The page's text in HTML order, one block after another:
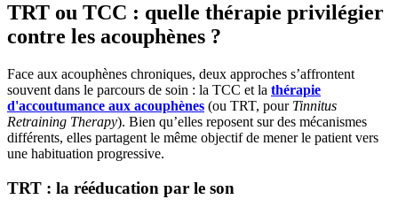
TRT ou TCC : quelle thérapie privilégier
contre les acouphènes ?
Face aux acouphènes chroniques, deux approches s’affrontent
souvent dans le parcours de soin : la TCC et la thérapie
d'accoutumance aux acouphènes (ou TRT, pour Tinnitus
Retraining Therapy). Bien qu’elles reposent sur des mécanismes
différents, elles partagent le même objectif de mener le patient vers
une habituation progressive.
TRT : la rééducation par le son